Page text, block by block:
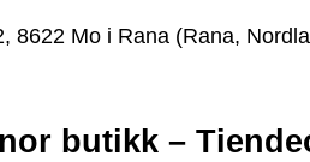
Mo i Rana (Rana,
butikk –